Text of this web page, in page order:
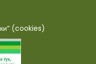
(cookies)